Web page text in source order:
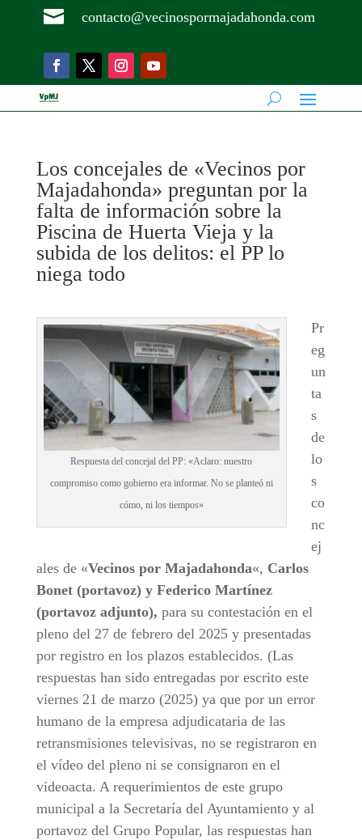
 contacto@vecinospormajadahonda.com
Los concejales de «Vecinos por
Majadahonda» preguntan por la
falta de información sobre la
Piscina de Huerta Vieja y la
subida de los delitos: el PP lo
niega todo
Respuesta del concejal del PP: «Aclaro: nuestro
compromiso como gobierno era informar. No se planteó ni
cómo, ni los tiempos»
Pr
eg
un
ta
s
de
lo
s
co
nc
ej
ales de «Vecinos por Majadahonda«, Carlos
Bonet (portavoz) y Federico Martínez
(portavoz adjunto), para su contestación en el
pleno del 27 de febrero del 2025 y presentadas
por registro en los plazos establecidos. (Las
respuestas han sido entregadas por escrito este
viernes 21 de marzo (2025) ya que por un error
humano de la empresa adjudicataria de las
retransmisiones televisivas, no se registraron en
el vídeo del pleno ni se consignaron en el
videoacta. A requerimientos de este grupo
municipal a la Secretaría del Ayuntamiento y al
portavoz del Grupo Popular, las respuestas han